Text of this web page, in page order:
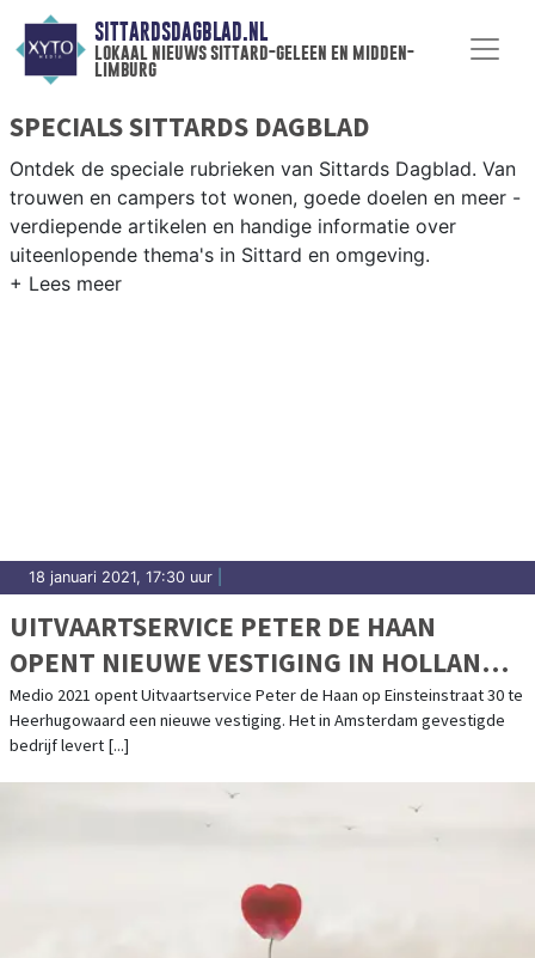
SITTARDSDAGBLAD.NL
lokaal nieuws sittard-geleen en midden-
limburg
SPECIALS SITTARDS DAGBLAD
Ontdek de speciale rubrieken van Sittards Dagblad. Van
trouwen en campers tot wonen, goede doelen en meer -
verdiepende artikelen en handige informatie over
uiteenlopende thema's in Sittard en omgeving.
18 januari 2021, 17:30 uur
UITVAARTSERVICE PETER DE HAAN
OPENT NIEUWE VESTIGING IN HOLLANDS
KROON!
Medio 2021 opent Uitvaartservice Peter de Haan op Einsteinstraat 30 te
Heerhugowaard een nieuwe vestiging. Het in Amsterdam gevestigde
bedrijf levert [...]